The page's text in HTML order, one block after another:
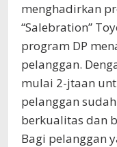
menghadirkan
“Salebration”
program DP
pelanggan.
mulai 2-jtaan
pelanggan
berkualitas dan
Bagi pelanggan